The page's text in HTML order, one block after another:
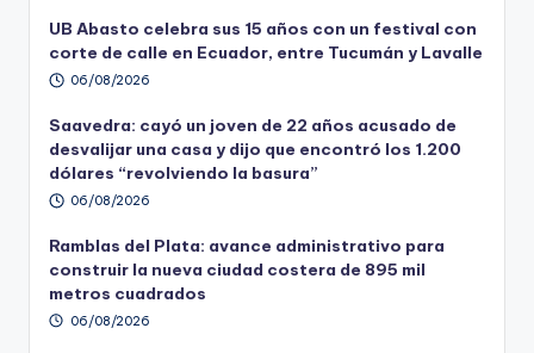
UB Abasto celebra sus 15 años con un festival con
corte de calle en Ecuador, entre Tucumán y Lavalle
06/08/2026
Saavedra: cayó un joven de 22 años acusado de
desvalijar una casa y dijo que encontró los 1.200
dólares “revolviendo la basura”
06/08/2026
Ramblas del Plata: avance administrativo para
construir la nueva ciudad costera de 895 mil
metros cuadrados
06/08/2026